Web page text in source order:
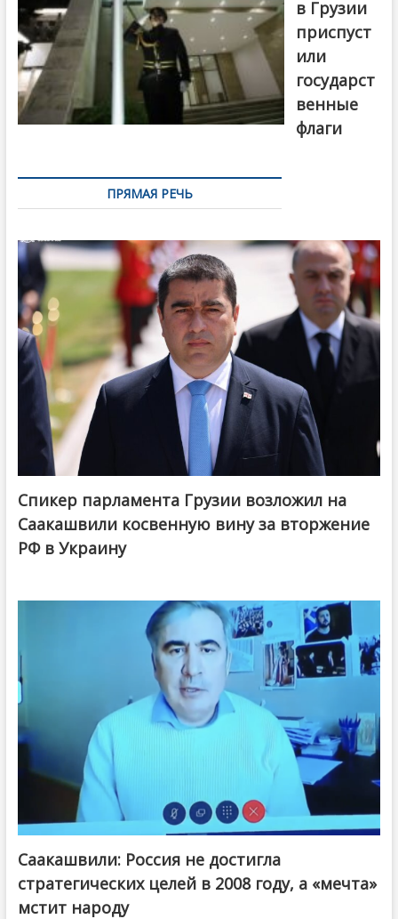
в Грузии
приспуст
или
государст
венные
флаги
ПРЯМАЯ РЕЧЬ
Спикер парламента Грузии возложил на
Саакашвили косвенную вину за вторжение
РФ в Украину
Саакашвили: Россия не достигла
стратегических целей в 2008 году, а «мечта»
мстит народу